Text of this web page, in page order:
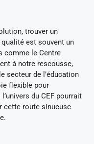
trouver un
est souvent un
comme le Centre
à notre rescousse,
secteur de l’éducation
flexible pour
du CEF pourrait
cette route sinueuse